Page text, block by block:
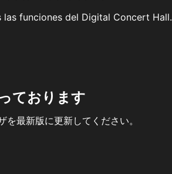
funciones del Digital Concert Hall.
ております
最新版に更新してください。